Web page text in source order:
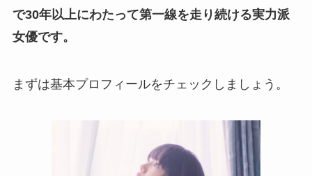
で30年以上にわたって第一線を走り続ける実力派
女優です。
まずは基本プロフィールをチェックしましょう。